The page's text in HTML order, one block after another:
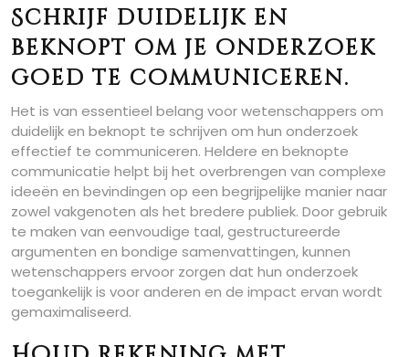
Schrijf duidelijk en
beknopt om je onderzoek
goed te communiceren.
Het is van essentieel belang voor wetenschappers om
duidelijk en beknopt te schrijven om hun onderzoek
effectief te communiceren. Heldere en beknopte
communicatie helpt bij het overbrengen van complexe
ideeën en bevindingen op een begrijpelijke manier naar
zowel vakgenoten als het bredere publiek. Door gebruik
te maken van eenvoudige taal, gestructureerde
argumenten en bondige samenvattingen, kunnen
wetenschappers ervoor zorgen dat hun onderzoek
toegankelijk is voor anderen en de impact ervan wordt
gemaximaliseerd.